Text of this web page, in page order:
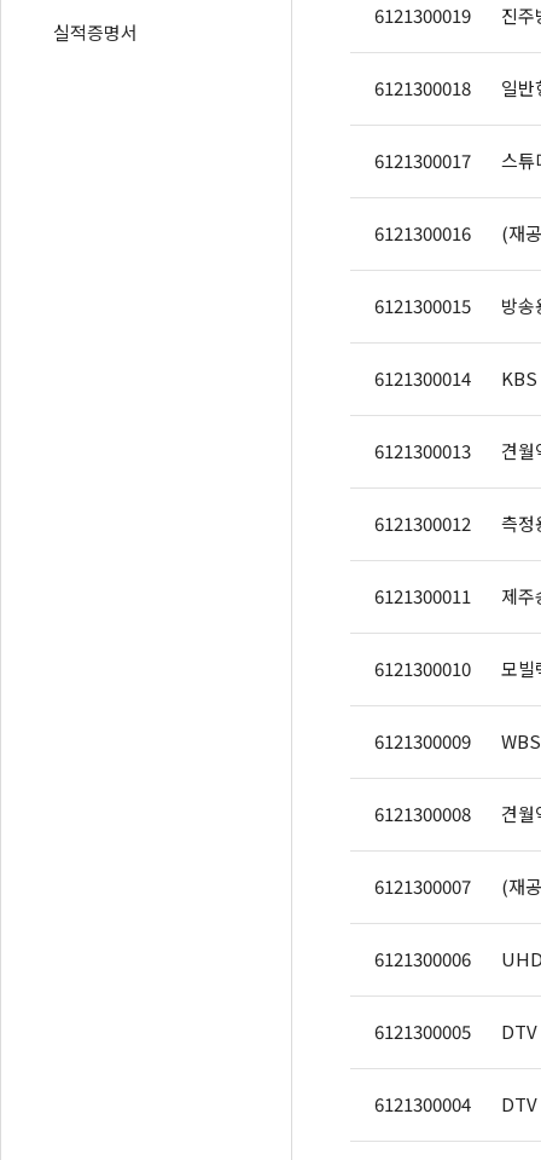
실적증명서
6121300019 진주
6121300018 일반
6121300017
6121300016
6121300015 방송
6121300014 KBS
6121300013 견월
6121300012 측정
6121300011
6121300010 모빌
6121300009
6121300008 견월
6121300007
6121300006
6121300005
6121300004